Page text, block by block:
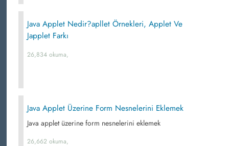
Java Applet Nedir?apllet Örnekleri, Applet Ve
Japplet Farkı
26,834 okuma,
Java Applet Üzerine Form Nesnelerini Eklemek
Java applet üzerine form nesnelerini eklemek
26,662 okuma,